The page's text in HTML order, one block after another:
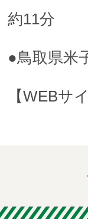
約11分
●鳥取県米
【WEBサ